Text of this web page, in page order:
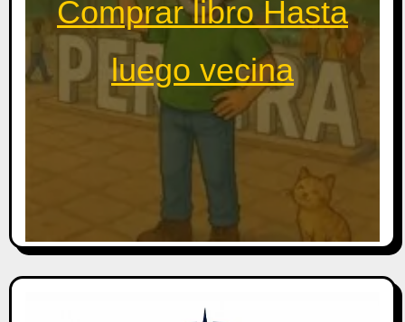
Comprar libro Hasta
luego vecina